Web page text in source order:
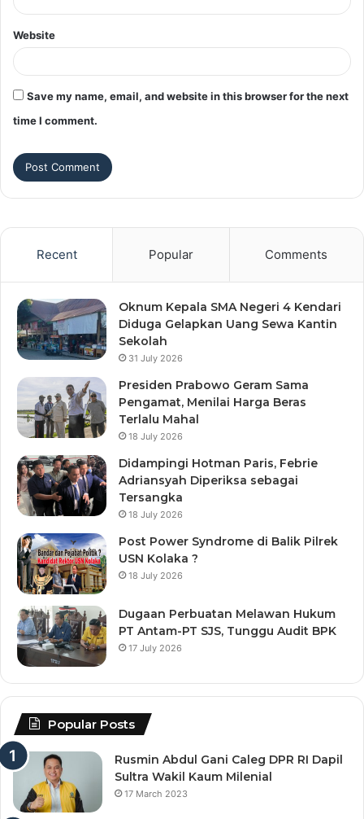
Website
Save my name, email, and website in this browser for the next
time I comment.
Recent Popular Comments
Oknum Kepala SMA Negeri 4 Kendari
Diduga Gelapkan Uang Sewa Kantin
Sekolah
31 July 2026
Presiden Prabowo Geram Sama
Pengamat, Menilai Harga Beras
Terlalu Mahal
18 July 2026
Didampingi Hotman Paris, Febrie
Adriansyah Diperiksa sebagai
Tersangka
18 July 2026
Post Power Syndrome di Balik Pilrek
USN Kolaka ?
18 July 2026
Dugaan Perbuatan Melawan Hukum
PT Antam-PT SJS, Tunggu Audit BPK
17 July 2026
Popular Posts
Rusmin Abdul Gani Caleg DPR RI Dapil
Sultra Wakil Kaum Milenial
17 March 2023